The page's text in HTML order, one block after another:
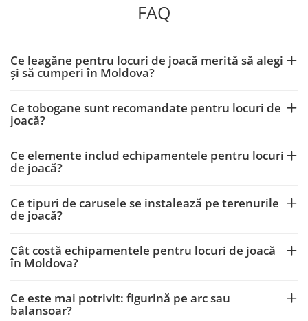
FAQ
Ce leagăne pentru locuri de joacă merită să alegi
și să cumperi în Moldova?
Ce tobogane sunt recomandate pentru locuri de
joacă?
Ce elemente includ echipamentele pentru locuri
de joacă?
Ce tipuri de carusele se instalează pe terenurile
de joacă?
Cât costă echipamentele pentru locuri de joacă
în Moldova?
Ce este mai potrivit: figurină pe arc sau
balansoar?